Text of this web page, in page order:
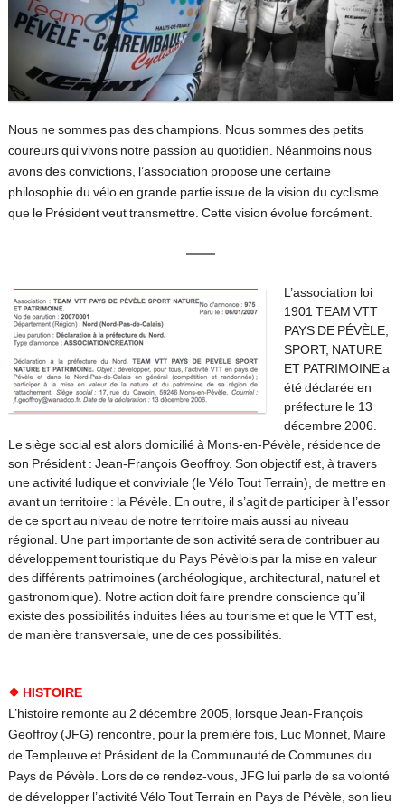
Nous ne sommes pas des champions. Nous sommes des petits
coureurs qui vivons notre passion au quotidien. Néanmoins nous
avons des convictions, l’association propose une certaine
philosophie du vélo en grande partie issue de la vision du cyclisme
que le Président veut transmettre. Cette vision évolue forcément.
L’association loi
1901 TEAM VTT
PAYS DE PÉVÈLE,
SPORT, NATURE
ET PATRIMOINE a
été déclarée en
préfecture le 13
décembre 2006.
Le siège social est alors domicilié à Mons-en-Pévèle, résidence de
son Président : Jean-François Geoffroy. Son objectif est, à travers
une activité ludique et conviviale (le Vélo Tout Terrain), de mettre en
avant un territoire : la Pévèle. En outre, il s’agit de participer à l’essor
de ce sport au niveau de notre territoire mais aussi au niveau
régional. Une part importante de son activité sera de contribuer au
développement touristique du Pays Pévèlois par la mise en valeur
des différents patrimoines (archéologique, architectural, naturel et
gastronomique). Notre action doit faire prendre conscience qu’il
existe des possibilités induites liées au tourisme et que le VTT est,
de manière transversale, une de ces possibilités.
❖ HISTOIRE
L’histoire remonte au 2 décembre 2005, lorsque Jean-François
Geoffroy (JFG) rencontre, pour la première fois, Luc Monnet, Maire
de Templeuve et Président de la Communauté de Communes du
Pays de Pévèle. Lors de ce rendez-vous, JFG lui parle de sa volonté
de développer l’activité Vélo Tout Terrain en Pays de Pévèle, son lieu